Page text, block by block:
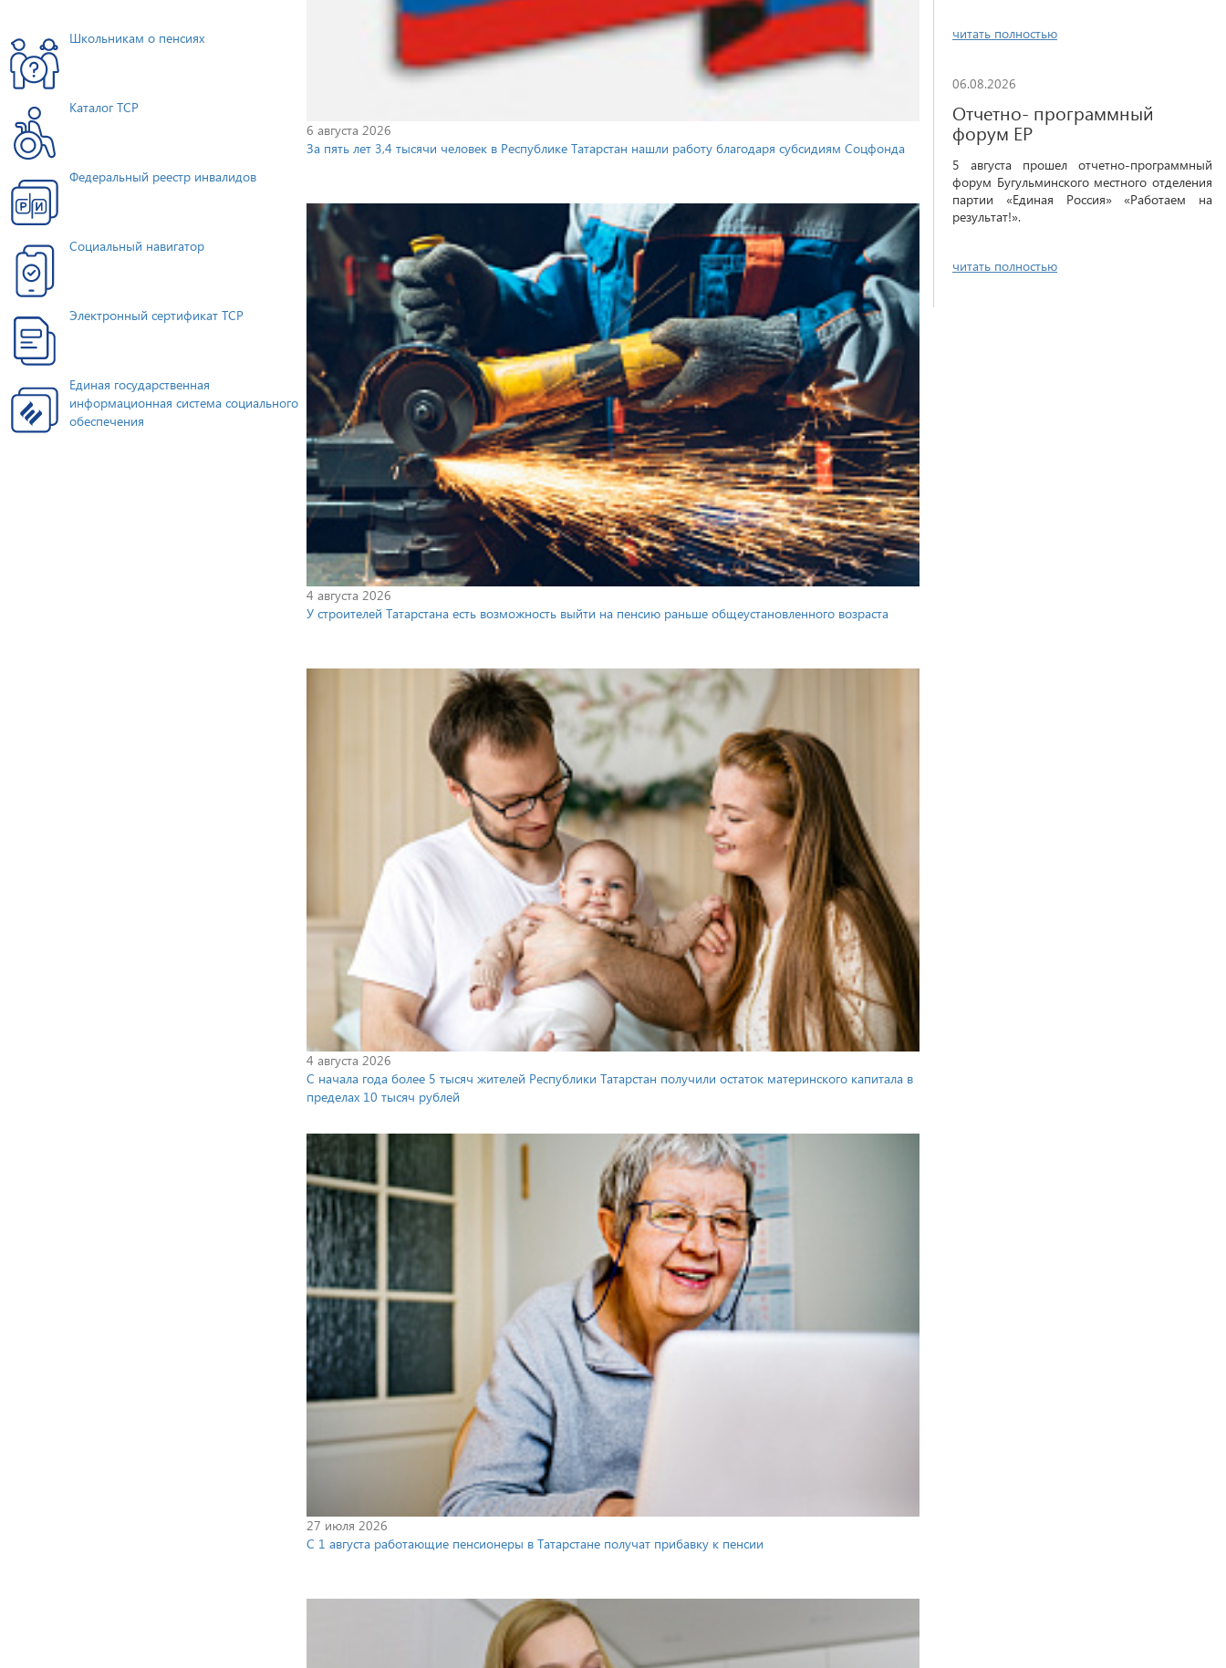
6 августа 2026
За пять лет 3,4 тысячи человек в Республике Татарстан нашли работу благодаря субсидиям Соцфонда
4 августа 2026
У строителей Татарстана есть возможность выйти на пенсию раньше общеустановленного возраста
4 августа 2026
С начала года более 5 тысяч жителей Республики Татарстан получили остаток материнского капитала в
пределах 10 тысяч рублей
27 июля 2026
С 1 августа работающие пенсионеры в Татарстане получат прибавку к пенсии
Школьникам о пенсиях
Каталог ТСР
Федеральный реестр инвалидов
Социальный навигатор
Электронный сертификат ТСР
Единая государственная
информационная система социального
обеспечения
читать полностью
06.08.2026
Отчетно- программный
форум ЕР
5 августа прошел отчетно-программный
форум Бугульминского местного отделения
партии «Единая Россия» «Работаем на
результат!».
читать полностью